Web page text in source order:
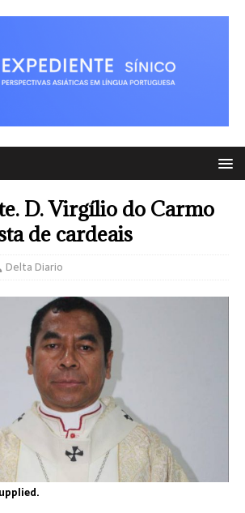
D. Virgílio do Carmo
de cardeais
Delta Diario